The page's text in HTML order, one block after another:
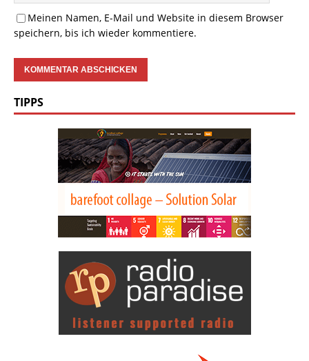
Meinen Namen, E-Mail und Website in diesem Browser
speichern, bis ich wieder kommentiere.
TIPPS